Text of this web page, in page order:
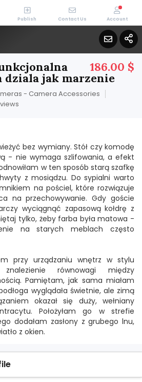
186.00 $
jak marzenie
- Camera Accessories
views
bez wymiany. Stół czy komodę
- nie wymaga szlifowania, a efekt
w ten sposób starą szafkę
z mosiądzu. Do sypialni warto
na pościel, które rozwiązuje
na przechowywanie. Gdy goście
wyciągnąć zapasową kołdrę z
tylko, żeby farba była matowa -
na starych meblach często
przy urządzaniu wnętrz w stylu
równowagi między
Pamiętam, jak sama miałam
wyglądała świetnie, ale zimą
okazał się duży, wełniany
Położyłam go w strefie
dodałam zasłony z grubego lnu,
z okien.
Publish Contact Us Account